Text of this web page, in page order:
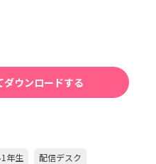
ダウンロードする
年生
配信デスク